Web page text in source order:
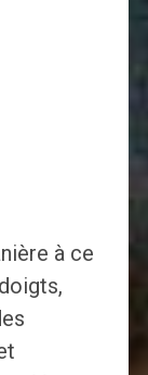
à ce